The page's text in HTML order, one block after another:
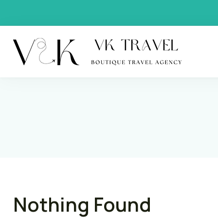
VK
Nothing Found